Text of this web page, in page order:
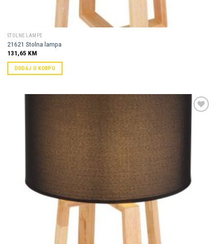
STOLNE LAMPE
21621 Stolna lampa
131,65 KM
DODAJ U KORPU
Dodaj u